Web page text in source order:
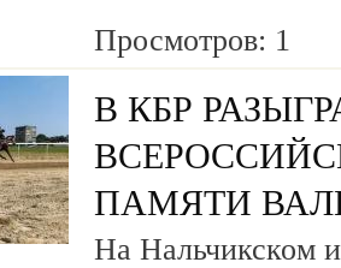
Просмотров: 1
В КБР
ПАМЯТИ
На Нальчикском